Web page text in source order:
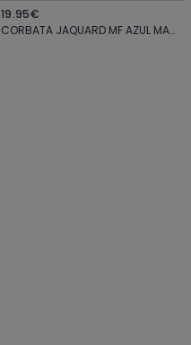
19.95€
CORBATA JAQUARD MF AZUL MARINO